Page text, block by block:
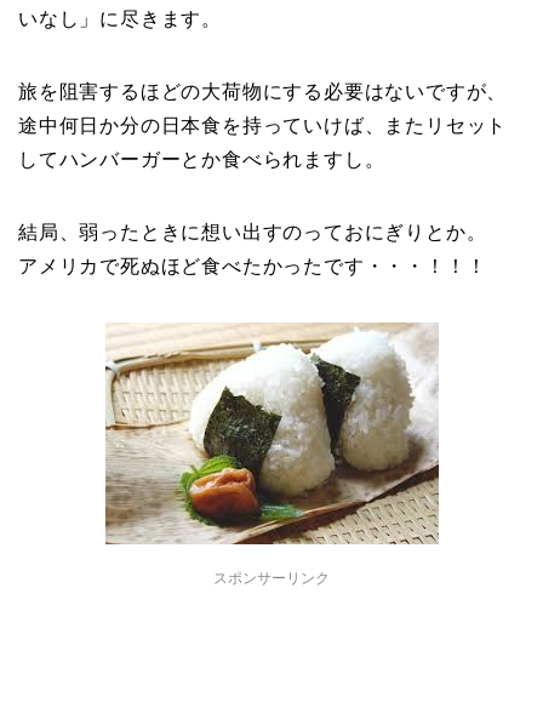
いなし」に尽きます。
旅を阻害するほどの大荷物にする必要はないですが、
途中何日か分の日本食を持っていけば、またリセット
してハンバーガーとか食べられますし。
結局、弱ったときに想い出すのっておにぎりとか。
アメリカで死ぬほど食べたかったです・・・！！！
スポンサーリンク